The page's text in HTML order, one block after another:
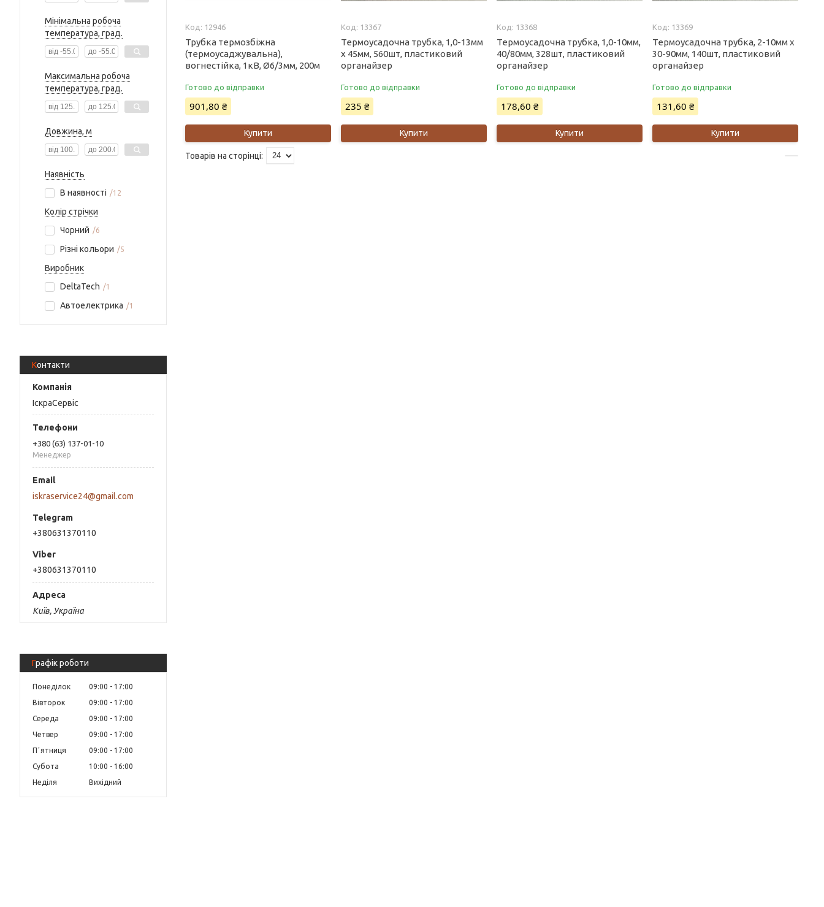
Мінімальна робоча
температура, град.
Максимальна робоча
температура, град.
Довжина, м
Наявність
В наявності
12
Колір стрічки
Чорний
6
Різні кольори 5
Виробник
DeltaTech
1
Автоелектрика 1
Контакти
ІскраСервіс
+380 (63) 137-01-10
Менеджер
iskraservice24@gmail.com
+380631370110
+380631370110
Київ, Україна
Графік роботи
Понеділок 09:00
17:00
Вівторок
09:00
17:00
Середа
09:00
17:00
Четвер
09:00
17:00
Пʼятниця
09:00
17:00
Субота
10:00
16:00
Неділя
Вихідний
12946
Трубка термозбіжна
(термоусаджувальна),
вогнестійка, 1кВ, Ø6/3мм, 200м
Готово до відправки
901,80 ₴
Купити
13367
Термоусадочна трубка, 1,0-13мм
х 45мм, 560шт, пластиковий
органайзер
Готово до відправки
235 ₴
Купити
13368
Термоусадочна трубка, 1,0-10мм,
40/80мм, 328шт, пластиковий
органайзер
Готово до відправки
178,60 ₴
Купити
13369
Термоусадочна трубка, 2-10мм х
30-90мм, 140шт, пластиковий
органайзер
Готово до відправки
131,60 ₴
Купити